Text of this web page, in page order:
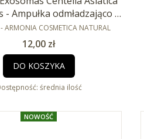
- Ampułka odmładzająco -
z egzosomami CICA 1 x
2ml
ARMONIA COSMETICA NATURAL
Cena
12,00 zł
DO KOSZYKA
średnia ilość
NOWOŚĆ